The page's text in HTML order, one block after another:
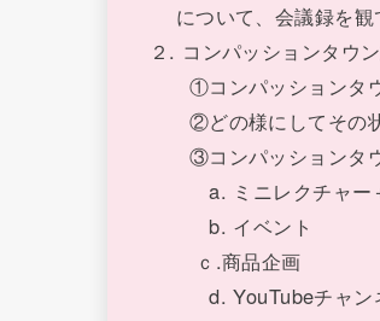
について、会議録を観
２. コンパッションタウ
①コンパッションタウ
②どの様にしてその状
③コンパッションタウ
a. ミニレクチャー
b. イベント
ｃ.商品企画
d. YouTubeチャンネ